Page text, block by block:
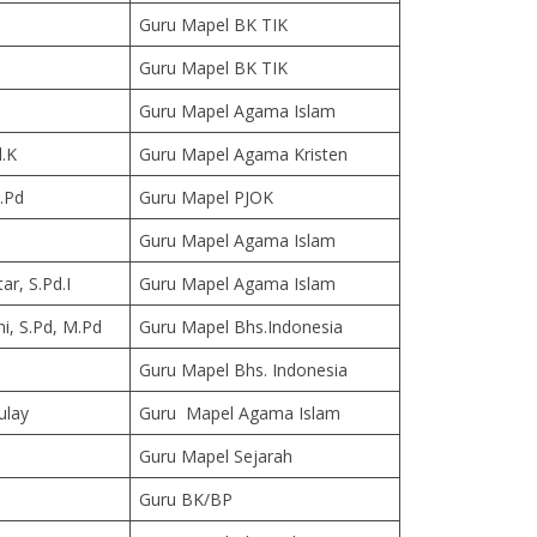
Guru Mapel BK TIK
Guru Mapel BK TIK
Guru Mapel Agama Islam
Guru Mapel Agama Kristen
Guru Mapel PJOK
Guru Mapel Agama Islam
S.Pd.I
Guru Mapel Agama Islam
S.Pd, M.Pd
Guru Mapel Bhs.Indonesia
Guru Mapel Bhs. Indonesia
Guru Mapel Agama Islam
Guru Mapel Sejarah
Guru BK/BP